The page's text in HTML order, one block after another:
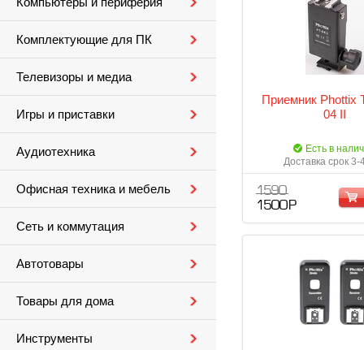
Комплектующие для ПК
Телевизоры и медиа
Игры и приставки
Аудиотехника
Офисная техника и мебель
Сеть и коммутация
Автотовары
Товары для дома
Инструменты
Приемник Phottix
04 II
Есть в
Доставка срок 3-
1 590
1 500 Р